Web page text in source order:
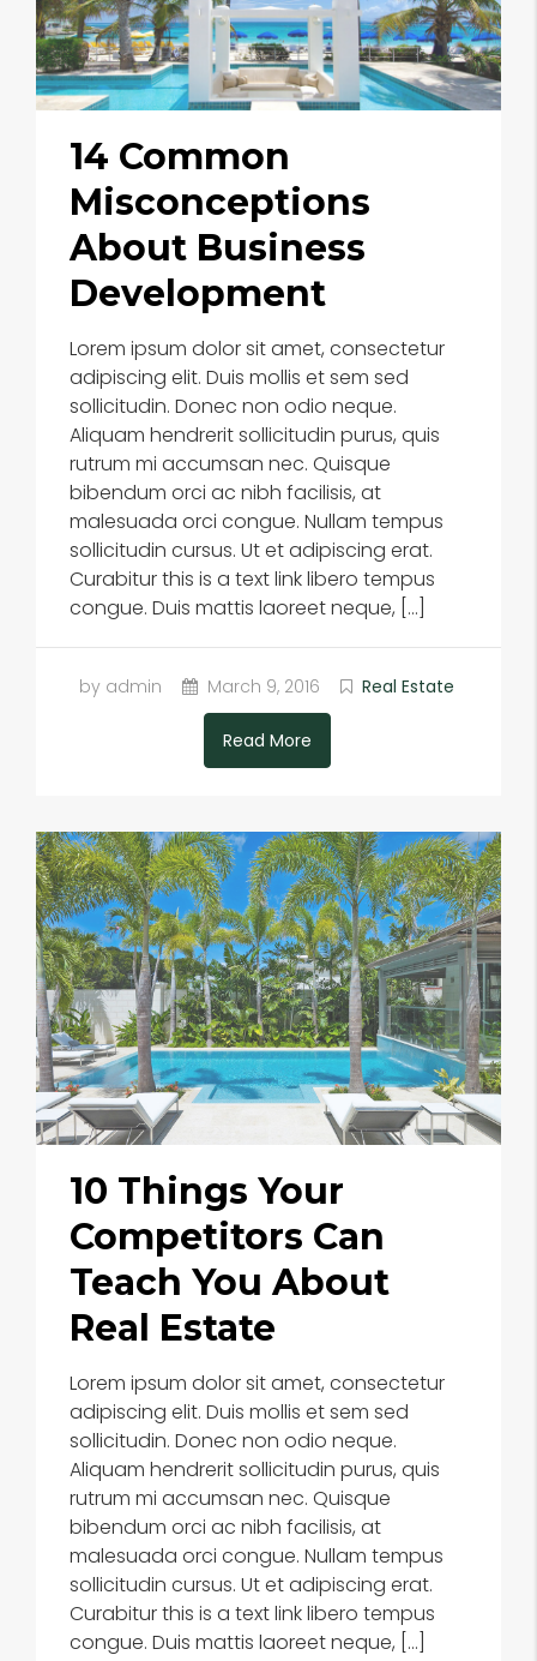
14 Common
Misconceptions
About Business
Development
Lorem ipsum dolor sit amet, consectetur
adipiscing elit. Duis mollis et sem sed
sollicitudin. Donec non odio neque.
Aliquam hendrerit sollicitudin purus, quis
rutrum mi accumsan nec. Quisque
bibendum orci ac nibh facilisis, at
malesuada orci congue. Nullam tempus
sollicitudin cursus. Ut et adipiscing erat.
Curabitur this is a text link libero tempus
congue. Duis mattis laoreet neque, […]
by admin March 9, 2016 Real Estate
Read More
10 Things Your
Competitors Can
Teach You About
Real Estate
Lorem ipsum dolor sit amet, consectetur
adipiscing elit. Duis mollis et sem sed
sollicitudin. Donec non odio neque.
Aliquam hendrerit sollicitudin purus, quis
rutrum mi accumsan nec. Quisque
bibendum orci ac nibh facilisis, at
malesuada orci congue. Nullam tempus
sollicitudin cursus. Ut et adipiscing erat.
Curabitur this is a text link libero tempus
congue. Duis mattis laoreet neque, […]